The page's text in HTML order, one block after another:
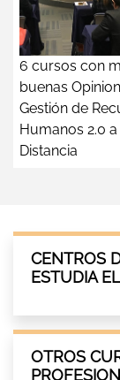
6 cursos con
buenas
Gestión de
Humanos 2.0 a
Distancia
CENTROS
ESTUDIA
OTROS